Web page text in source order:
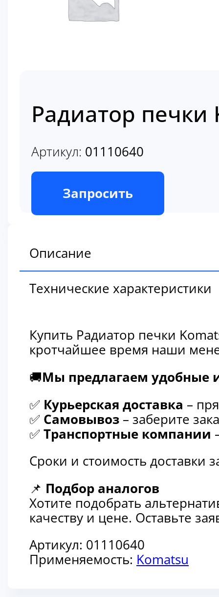
Радиатор печки
Артикул: 01110640
В наличии
Запросить
Описание
Технические характеристики
Купить Радиатор печки
кротчайшее время наши
🚚Мы предлагаем удобные
✅ Курьерская доставка –
✅ Самовывоз – заберите
✅ Транспортные компании
Сроки и стоимость доставки
📌 Подбор аналогов
Хотите подобрать
качеству и цене. Оставьте
Артикул: 01110640
Применяемость: Komatsu